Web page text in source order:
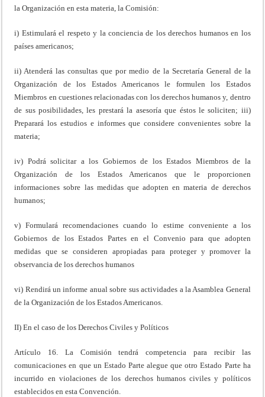
la Organización en esta materia, la Comisión:
i) Estimulará el respeto y la conciencia de los derechos humanos en los
países americanos;
ii) Atenderá las consultas que por medio de la Secretaría General de la
Organización de los Estados Americanos le formulen los Estados
Miembros en cuestiones relacionadas con los derechos humanos y, dentro
de sus posibilidades, les prestará la asesoría que éstos le soliciten; iii)
Preparará los estudios e informes que considere convenientes sobre la
materia;
iv) Podrá solicitar a los Gobiernos de los Estados Miembros de la
Organización de los Estados Americanos que le proporcionen
informaciones sobre las medidas que adopten en materia de derechos
humanos;
v) Formulará recomendaciones cuando lo estime conveniente a los
Gobiernos de los Estados Partes en el Convenio para que adopten
medidas que se consideren apropiadas para proteger y promover la
observancia de los derechos humanos
vi) Rendirá un informe anual sobre sus actividades a la Asamblea General
de la Organización de los Estados Americanos.
II) En el caso de los Derechos Civiles y Políticos
Artículo 16. La Comisión tendrá competencia para recibir las
comunicaciones en que un Estado Parte alegue que otro Estado Parte ha
incurrido en violaciones de los derechos humanos civiles y políticos
establecidos en esta Convención.